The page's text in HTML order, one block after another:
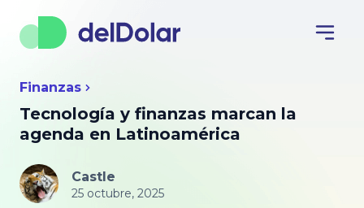
Finanzas
Tecnología y finanzas marcan la
agenda en Latinoamérica
Castle
25 octubre, 2025